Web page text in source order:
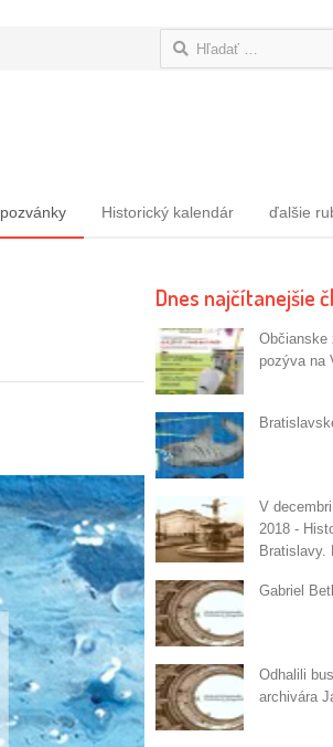
Hľadať:
pozvánky Historický kalendár ďalšie
Dnes najčítanejšie
Občianske
pozýva na
V
2018 -
Bratislavy.
Gabriel
Odhalili
archivára